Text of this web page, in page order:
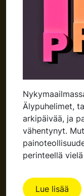
Älypuhelimet,
arkipäivää, ja
vähentynyt.
perinteellä
Lue lisää